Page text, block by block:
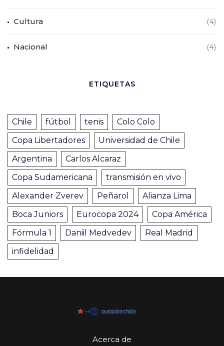
Cultura (4)
Nacional (4)
ETIQUETAS
Chile fútbol tenis
Colo Colo
Copa Libertadores
Universidad de Chile
Argentina
Carlos Alcaraz
Copa Sudamericana
transmisión en vivo
Alexander Zverev
Peñarol
Alianza Lima
Boca Juniors
Eurocopa 2024
Copa América
Fórmula 1
Daniil Medvedev
Real Madrid
infidelidad
Acerca de